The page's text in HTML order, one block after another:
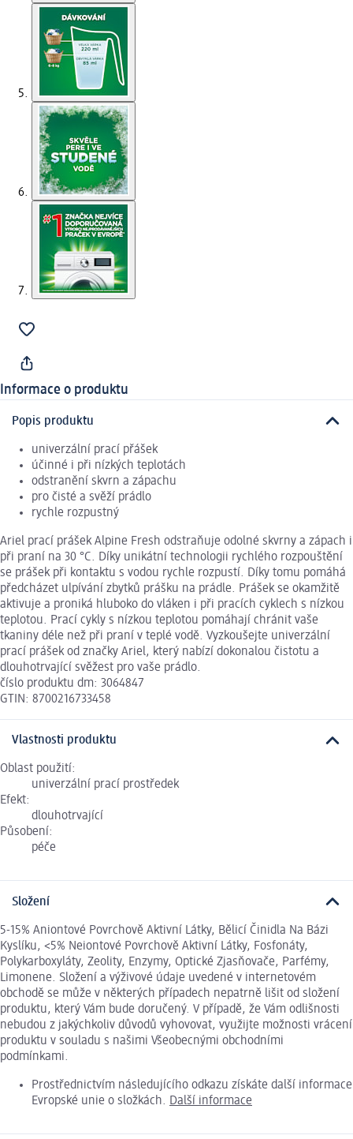
Informace o produktu
Popis produktu
univerzální prací přášek
účinné i při nízkých teplotách
odstranění skvrn a zápachu
pro čisté a svěží prádlo
rychle rozpustný
Ariel prací prášek Alpine Fresh odstraňuje odolné skvrny a zápach i
při praní na 30 °C. Díky unikátní technologii rychlého rozpouštění
se prášek při kontaktu s vodou rychle rozpustí. Díky tomu pomáhá
předcházet ulpívání zbytků prášku na prádle. Prášek se okamžitě
aktivuje a proniká hluboko do vláken i při pracích cyklech s nízkou
teplotou. Prací cykly s nízkou teplotou pomáhají chránit vaše
tkaniny déle než při praní v teplé vodě. Vyzkoušejte univerzální
prací prášek od značky Ariel, který nabízí dokonalou čistotu a
dlouhotrvající svěžest pro vaše prádlo.
číslo produktu dm: 3064847
GTIN: 8700216733458
Vlastnosti produktu
Oblast použití:
univerzální prací prostředek
Efekt:
dlouhotrvající
Působení:
péče
Složení
5-15% Aniontové Povrchově Aktivní Látky, Bělicí Činidla Na Bázi
Kyslíku, <5% Neiontové Povrchově Aktivní Látky, Fosfonáty,
Polykarboxyláty, Zeolity, Enzymy, Optické Zjasňovače, Parfémy,
Limonene. Složení a výživové údaje uvedené v internetovém
obchodě se může v některých případech nepatrně lišit od složení
produktu, který Vám bude doručený. V případě, že Vám odlišnosti
nebudou z jakýchkoliv důvodů vyhovovat, využijte možnosti vrácení
produktu v souladu s našimi Všeobecnými obchodními
podmínkami.
Prostřednictvím následujícího odkazu získáte další informace
Evropské unie o složkách. Další informace